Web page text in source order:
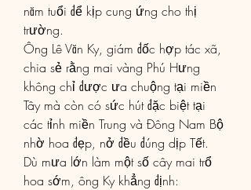
năm tuổi để kịp cung ứng cho thị
trường.
Ông Lê Văn Ky, giám đốc hợp tác xã,
chia sẻ rằng mai vàng Phú Hưng
không chỉ được ưa chuộng tại miền
Tây mà còn có sức hút đặc biệt tại
các tỉnh miền Trung và Đông Nam Bộ
nhờ hoa đẹp, nở đều đúng dịp Tết.
Dù mưa lớn làm một số cây mai trổ
hoa sớm, ông Ky khẳng định: